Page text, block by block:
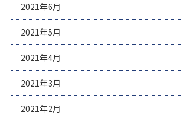
2021年6月
2021年5月
2021年4月
2021年3月
2021年2月